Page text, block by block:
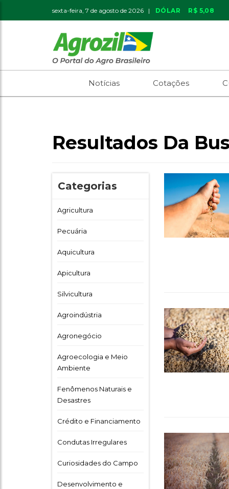
sexta-feira, 7 de agosto de 2026 | DÓLAR R$ 5,08
Notícias Cotações
Resultados Da
Categorias
Agricultura
Pecuária
Aquicultura
Apicultura
Silvicultura
Agroindústria
Agronegócio
Agroecologia e Meio
Ambiente
Fenômenos Naturais e
Desastres
Crédito e Financiamento
Condutas Irregulares
Curiosidades do Campo
Desenvolvimento e